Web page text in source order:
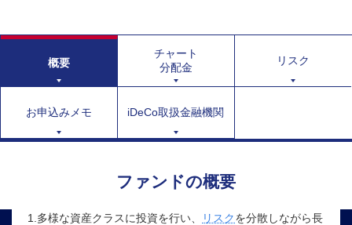
概要
チャート
分配金
リスク
お申込みメモ iDeCo取扱金融機関
ファンドの概要
1.多様な資産クラスに投資を行い、 リスクを分散しながら長